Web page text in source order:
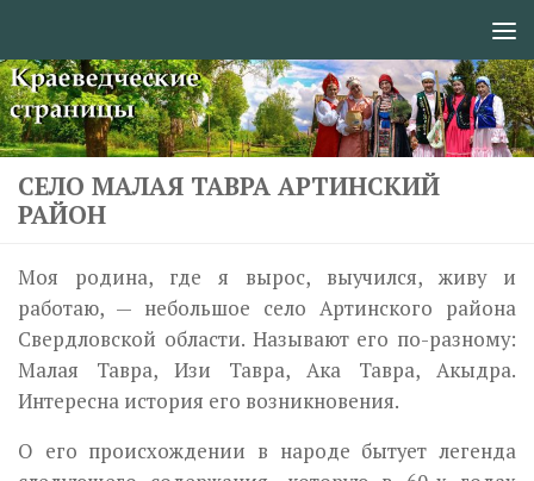
СЕЛО МАЛАЯ ТАВРА АРТИНСКИЙ
РАЙОН
Моя родина, где я вырос, выучился, живу и
работаю, — небольшое село Артинского района
Свердловской области. Называют его по-разному:
Малая Тавра, Изи Тавра, Ака Тавра, Акыдра.
Интересна история его возникновения.
О его происхождении в народе бытует легенда